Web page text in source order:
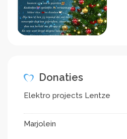
Donaties
Elektro projects Lentze
Marjolein